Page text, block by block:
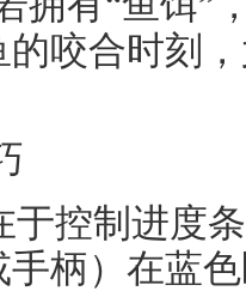
咬合时刻
于控制进度
柄）在蓝